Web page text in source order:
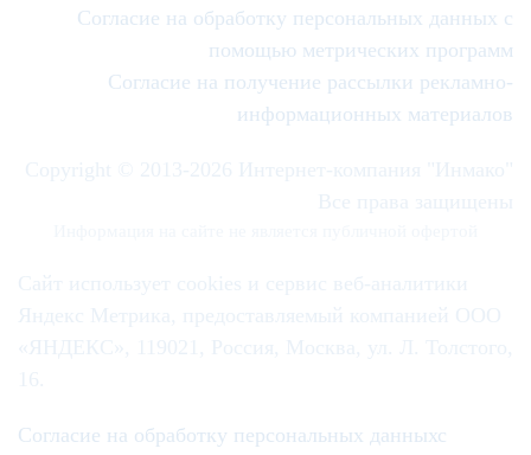
Согласие на обработку персональных данных с
помощью метрических программ
Согласие на получение рассылки рекламно-
информационных материалов
Согласие на обработку персональных данныхс